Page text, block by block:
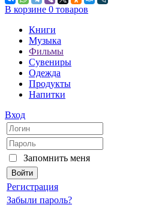
В корзине 0 товаров
Книги
Музыка
Фильмы
Сувениры
Одежда
Продукты
Напитки
Вход
Запомнить меня
Регистрация
Забыли пароль?